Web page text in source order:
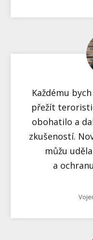
Každému
přežít
obohatilo a
zkušeností.
můžu
a